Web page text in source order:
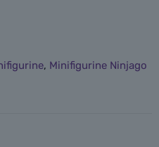
, Minifigurine Ninjago